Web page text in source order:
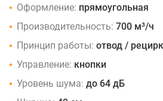
Оформление: прямоугольная
Производительность: 700 м³/ч
Принцип работы: отвод /
Управление: кнопки
Уровень шума: до 64 дБ